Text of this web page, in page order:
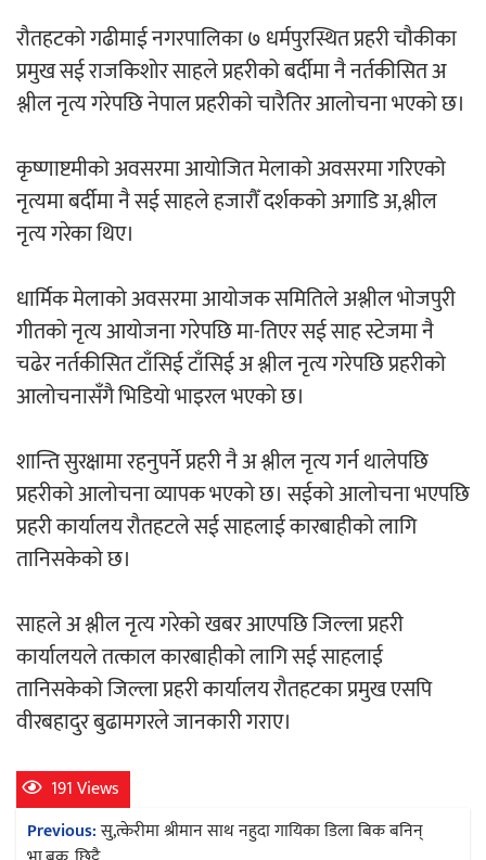
अर्जुन चन्द्रको ‘संवेदनाका प्रतिध्वनि’
मुक्तकसङ्ग्रह लोकार्पण
‘दुर्गा’ निर्माण गर्दै सम्राट
चलचित्र ‘माया भनेकै यस्तो होला’को शीर्ष गीत
सार्वजनिक
रौतहटको गढीमाई नगरपालिका ७ धर्मपुरस्थित प्रहरी चौकीका
प्रमुख सई राजकिशोर साहले प्रहरीको बर्दीमा नै नर्तकीसित अ
श्लील नृत्य गरेपछि नेपाल प्रहरीको चारैतिर आलोचना भएको छ।
कृष्णाष्टमीको अवसरमा आयोजित मेलाको अवसरमा गरिएको
नृत्यमा बर्दीमा नै सई साहले हजारौँ दर्शकको अगाडि अ,श्लील
नृत्य गरेका थिए।
धार्मिक मेलाको अवसरमा आयोजक समितिले अश्लील भोजपुरी
गीतको नृत्य आयोजना गरेपछि मा-तिएर सई साह स्टेजमा नै
चढेर नर्तकीसित टाँसिई टाँसिई अ श्लील नृत्य गरेपछि प्रहरीको
आलोचनासँगै भिडियो भाइरल भएको छ।
शान्ति सुरक्षामा रहनुपर्ने प्रहरी नै अ श्लील नृत्य गर्न थालेपछि
प्रहरीको आलोचना व्यापक भएको छ। सईको आलोचना भएपछि
प्रहरी कार्यालय रौतहटले सई साहलाई कारबाहीको लागि
तानिसकेको छ।
साहले अ श्लील नृत्य गरेको खबर आएपछि जिल्ला प्रहरी
कार्यालयले तत्काल कारबाहीको लागि सई साहलाई
तानिसकेको जिल्ला प्रहरी कार्यालय रौतहटका प्रमुख एसपि
वीरबहादुर बुढामगरले जानकारी गराए।
191 Views
Post
Previous:सु,त्केरीमा श्रीमान साथ नहुदा गायिका डिला बिक बनिन्